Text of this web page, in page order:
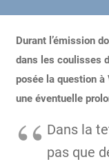
Durant l’émission
dans les coulisses
posée la question
une éventuelle
Dans la
pas que